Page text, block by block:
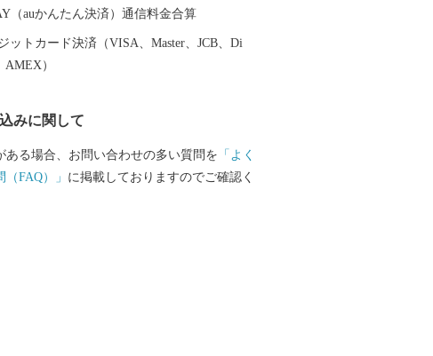
玉名の魅力に触れていただき是非玉名に足を
。 【重要：受領書およびワンスト
のご案内」からダウンロードをお願いしま
Tel：050-3146-0828 玉名市ふるさと納税事
（auかんたん決済）通信料金合算
ットカード決済（VISA、Master、JCB、Di
AMEX）
みに関して
ある場合、お問い合わせの多い質問を 「よく
FAQ）」 に掲載しておりますのでご確認く